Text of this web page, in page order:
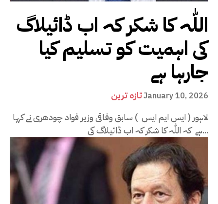
اللّٰہ کا شکر کہ اب ڈائیلاگ
کی اہمیت کو تسلیم کیا
جارہا ہے
تازہ ترینJanuary 10, 2026
لاہور ( ایس ایم ایس ) سابق وفاقی وزیر فواد چودھری نے کہا
ہے کہ اللّٰہ کا شکر کہ اب ڈائیلاگ کی...